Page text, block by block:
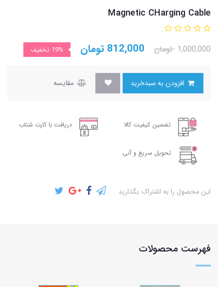
Magnetic CHarging Cable
1,000,000 تومان 812,000 تومان 19% تخفیف
مقایسه
تضمین کیفیت کالا دریافت با کارت شتاب
تحویل سریع و آنی
این محصول را به اشتراک بگذارید
فهرست محصولات